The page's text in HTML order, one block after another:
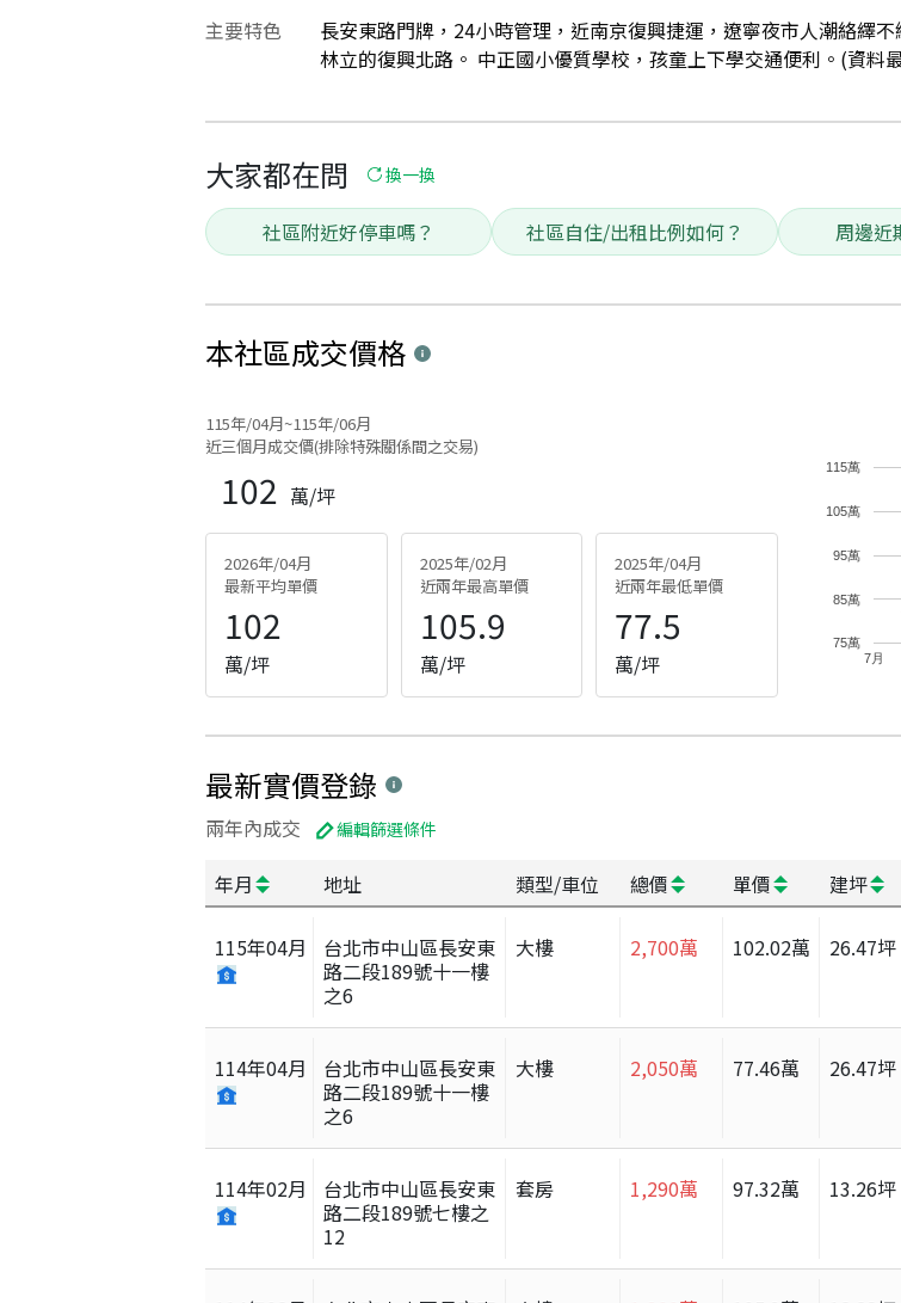
主要特色
長安東路門牌，24小時管理，近南京復興捷運，遼寧夜市人潮絡繹
林立的復興北路。 中正國小優質學校，孩童上下學交通便利。(資料
大家都在問 換一換
社區附近好停車嗎？ 社區自住/出租比例如何？ 周邊近
本社區成交價格
115年/04月~115年/06月
近三個月成交價(排除特殊關係間之交易)
102 萬/坪
2026年/04月
最新平均單價
102
萬/坪
2025年/02月
近兩年最高單價
105.9
萬/坪
2025年/04月
近兩年最低單價
77.5
萬/坪 7月
75萬
85萬
95萬
105萬
115萬
最新實價登錄
兩年內成交 編輯篩選條件
年月 地址 類型/車位 總價 單價 建坪
115年04月
台北市中山區長安東
路二段189號十一樓
之6
大樓 2,700萬 102.02萬 26.47坪
114年04月
台北市中山區長安東
路二段189號十一樓
之6
大樓 2,050萬 77.46萬 26.47坪
114年02月
台北市中山區長安東
路二段189號七樓之
12
套房 1,290萬 97.32萬 13.26坪